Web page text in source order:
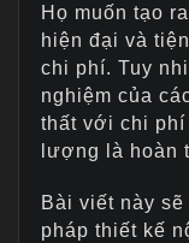
Họ muốn tạo
hiện đại và
chi phí. Tuy
nghiệm của
thất với chi phí
lượng là hoàn
Bài viết này
pháp thiết kế